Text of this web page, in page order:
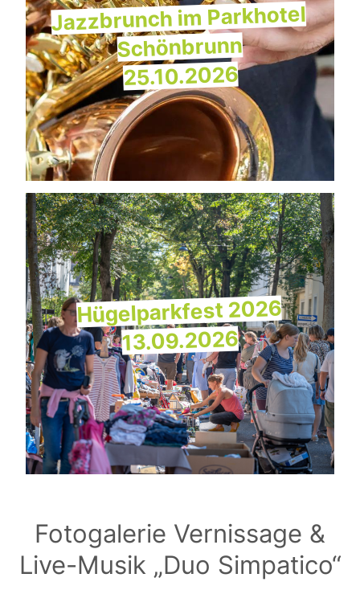
Jazzbrunch im Parkhotel
Schönbrunn
25.10.2026
Hügelparkfest 2026
13.09.2026
Fotogalerie Vernissage &
Live-Musik „Duo Simpatico“